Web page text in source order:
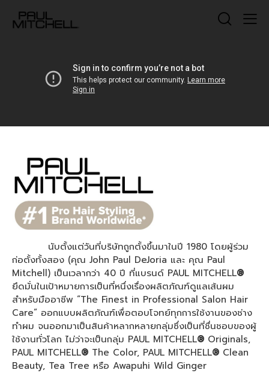
นับตั้งแต่วันที่บริษัทถูกตั้งขึ้นมาในปี 1980 โดยผู้ร่วม
ก่อตั้งทั้งสอง (คุณ John Paul DeJoria และ คุณ Paul
Mitchell) เป็นเวลากว่า 40 ปี ที่แบรนด์ PAUL MITCHELL®
ยึดมั่นในเป้าหมายการเป็นที่หนึ่งเรื่องผลิตภัณฑ์ดูแลเส้นผม
สำหรับมืออาชีพ “The Finest in Professional Salon Hair
Care” ออกแบบผลิตภัณฑ์เพื่อตอบโจทย์ทุกการใช้งานของช่าง
ทำผม จนออกมาเป็นสินค้าหลากหลายกลุ่มซึ่งเป็นที่ชื่นชอบของผู้
ใช้งานทั่วโลก ไม่ว่าจะเป็นกลุ่ม PAUL MITCHELL® Originals,
PAUL MITCHELL® The Color, PAUL MITCHELL® Clean
Beauty, Tea Tree หรือ Awapuhi Wild Ginger